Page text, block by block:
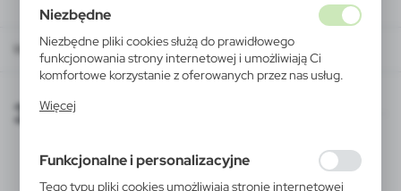
Niezbędne
Niezbędne pliki cookies służą do prawidłowego
funkcjonowania strony internetowej i umożliwiają Ci
komfortowe korzystanie z oferowanych przez nas usług.
działania w celu m.in. dostosowania Twoich ustawień
korzystasz, może działać bez zakłóceń.
Więcej
Funkcjonalne i personalizacyjne
Tego typu pliki cookies umożliwiają stronie internetowej
WARTO WIEDZIEĆ321
321